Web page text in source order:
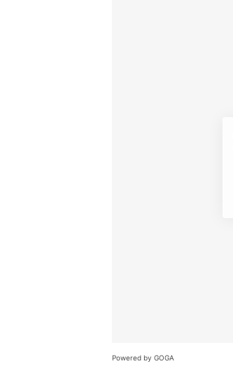
Powered by GOGA